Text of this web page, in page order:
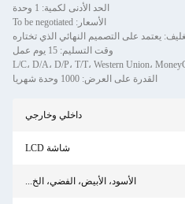
الحد الأدنى لكمية: 1 وحدة
الأسعار: To be negotiated
يعتمد على التصميم النهائي الذي تختاره
وقت التسليم: 15 يوم عمل
القدرة على العرض: 1000 وحدة شهريا
داخلي وخارجي
شاشة LCD
الأسود، الأبيض، الفضي، الخ...